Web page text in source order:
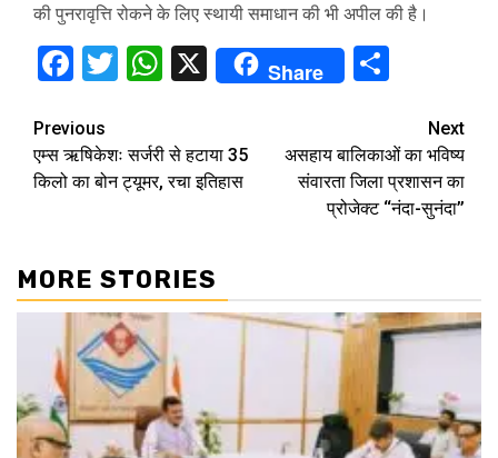
की पुनरावृत्ति रोकने के लिए स्थायी समाधान की भी अपील की है।
Facebook
TwitterWhatsApp
X Share
Continue
Reading
Previous
एम्स ऋषिकेशः सर्जरी से हटाया 35
किलो का बोन ट्यूमर, रचा इतिहास
Next
असहाय बालिकाओं का भविष्य
संवारता जिला प्रशासन का
प्रोजेक्ट ‘‘नंदा-सुनंदा’’
MORE STORIES